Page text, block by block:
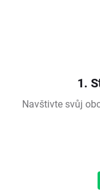
1.
Navštivte svůj